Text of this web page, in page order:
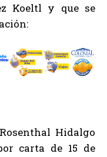
Koeltl y que se
Hidalgo
carta de 15 de